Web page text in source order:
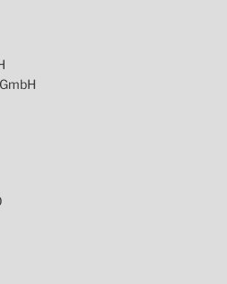
GmbH